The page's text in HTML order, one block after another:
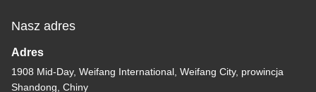
Nasz adres
Adres
1908 Mid-Day, Weifang International, Weifang City, prowincja
Shandong, Chiny